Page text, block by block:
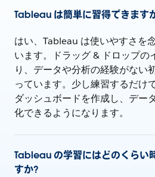
Tableau は簡単に習得できます
はい、Tableau は使いやすさを
います。ドラッグ & ドロップの
り、データや分析の経験がない
っています。少し練習するだけ
ダッシュボードを作成し、デー
化できるようになります。
Tableau の学習にはどのくらい
すか?